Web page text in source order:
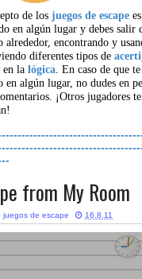
de los juegos de escape
en algún lugar y debes salir
alrededor, encontrando y
diferentes tipos de
en la lógica. En caso de que te
en algún lugar, no dudes en
¡Otros jugadores te
from My Room
juegos de escape 16.8.11